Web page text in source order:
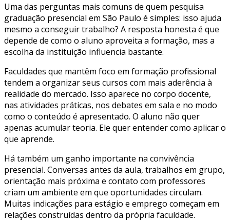
Uma das perguntas mais comuns de quem pesquisa
graduação presencial em São Paulo é simples: isso ajuda
mesmo a conseguir trabalho? A resposta honesta é que
depende de como o aluno aproveita a formação, mas a
escolha da instituição influencia bastante.
Faculdades que mantêm foco em formação profissional
tendem a organizar seus cursos com mais aderência à
realidade do mercado. Isso aparece no corpo docente,
nas atividades práticas, nos debates em sala e no modo
como o conteúdo é apresentado. O aluno não quer
apenas acumular teoria. Ele quer entender como aplicar o
que aprende.
Há também um ganho importante na convivência
presencial. Conversas antes da aula, trabalhos em grupo,
orientação mais próxima e contato com professores
criam um ambiente em que oportunidades circulam.
Muitas indicações para estágio e emprego começam em
relações construídas dentro da própria faculdade.